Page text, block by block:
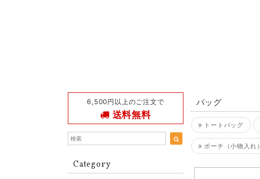
6,500円以上のご注文で
送料無料
Category
バッグ
トートバッグ
ポーチ（小物入れ）